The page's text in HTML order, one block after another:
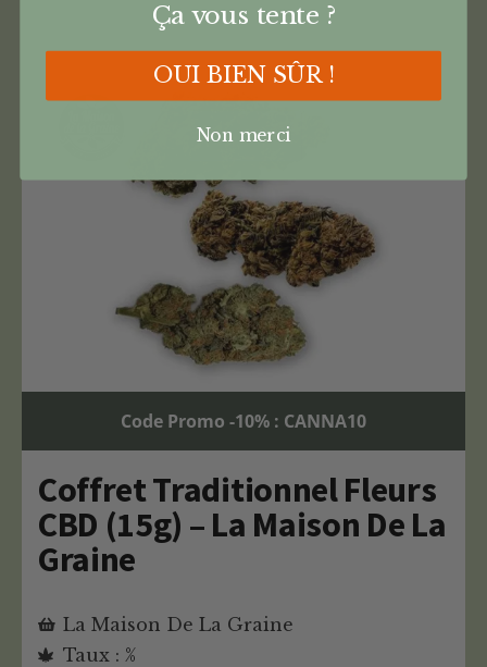
Code Promo -10% : CANNA10
Coffret Traditionnel Fleurs
CBD (15g) – La Maison De La
Graine
La Maison De La Graine
Taux : %
Ça vous tente ?
OUI BIEN SÛR !
Non merci